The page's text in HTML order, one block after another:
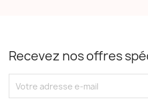
Recevez nos offres